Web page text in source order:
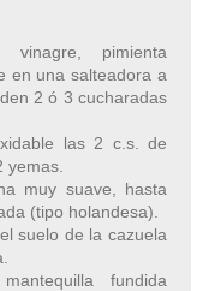
pimienta
en una salteadora a
2 ó 3 cucharadas
las 2 c.s. de
yemas.
muy suave, hasta
(tipo holandesa).
suelo de la cazuela
fundida